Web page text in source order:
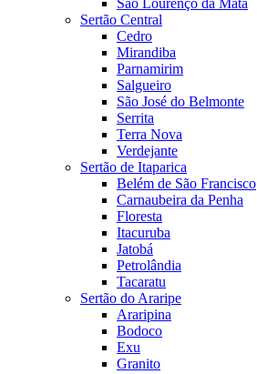
São Lourenço da Mata
Sertão Central
Cedro
Mirandiba
Parnamirim
Salgueiro
São José do Belmonte
Serrita
Terra Nova
Verdejante
Sertão de Itaparica
Belém de São Francisco
Carnaubeira da Penha
Floresta
Itacuruba
Jatobá
Petrolândia
Tacaratu
Sertão do Araripe
Araripina
Bodoco
Exu
Granito